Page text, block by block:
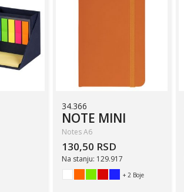
34.366
NOTE MINI
Notes A6
130,50 RSD
Na stanju: 129.917
+ 2 Boje